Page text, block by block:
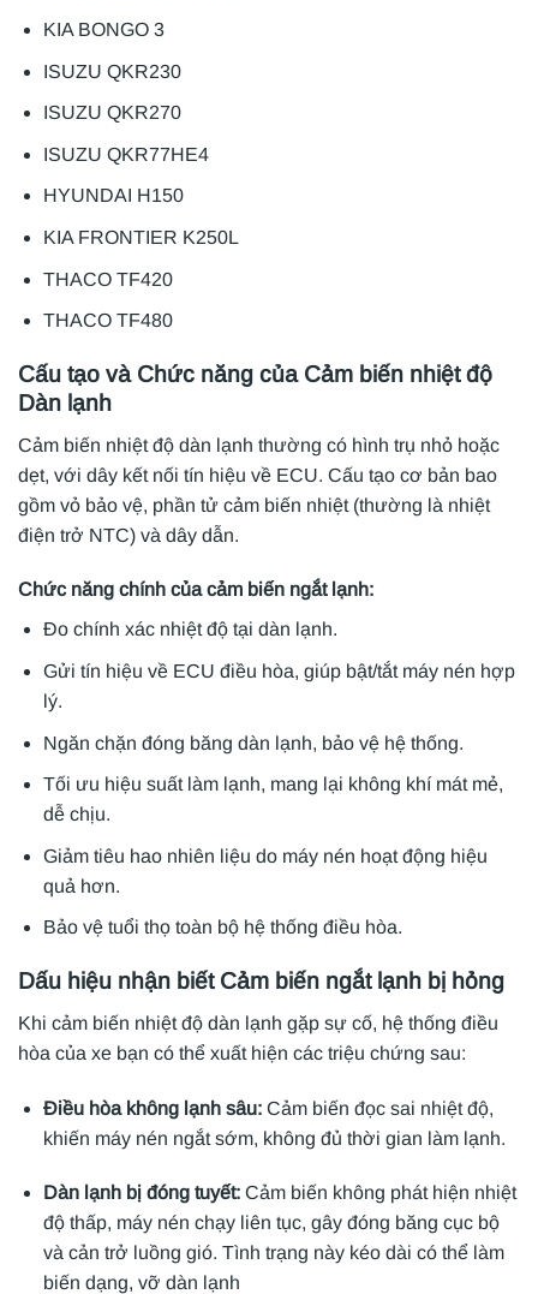
KIA BONGO 3
ISUZU QKR230
ISUZU QKR270
ISUZU QKR77HE4
HYUNDAI H150
KIA FRONTIER K250L
THACO TF420
THACO TF480
Cấu tạo và Chức năng của Cảm biến nhiệt độ
Dàn lạnh
Cảm biến nhiệt độ dàn lạnh thường có hình trụ nhỏ hoặc
dẹt, với dây kết nối tín hiệu về ECU. Cấu tạo cơ bản bao
gồm vỏ bảo vệ, phần tử cảm biến nhiệt (thường là nhiệt
điện trở NTC) và dây dẫn.
Chức năng chính của cảm biến ngắt lạnh:
Đo chính xác nhiệt độ tại dàn lạnh.
Gửi tín hiệu về ECU điều hòa, giúp bật/tắt máy nén hợp
lý.
Ngăn chặn đóng băng dàn lạnh, bảo vệ hệ thống.
Tối ưu hiệu suất làm lạnh, mang lại không khí mát mẻ,
dễ chịu.
Giảm tiêu hao nhiên liệu do máy nén hoạt động hiệu
quả hơn.
Bảo vệ tuổi thọ toàn bộ hệ thống điều hòa.
Dấu hiệu nhận biết Cảm biến ngắt lạnh bị hỏng
Khi cảm biến nhiệt độ dàn lạnh gặp sự cố, hệ thống điều
hòa của xe bạn có thể xuất hiện các triệu chứng sau:
Điều hòa không lạnh sâu: Cảm biến đọc sai nhiệt độ,
khiến máy nén ngắt sớm, không đủ thời gian làm lạnh.
Dàn lạnh bị đóng tuyết: Cảm biến không phát hiện nhiệt
độ thấp, máy nén chạy liên tục, gây đóng băng cục bộ
và cản trở luồng gió. Tình trạng này kéo dài có thể làm
biến dạng, vỡ dàn lạnh